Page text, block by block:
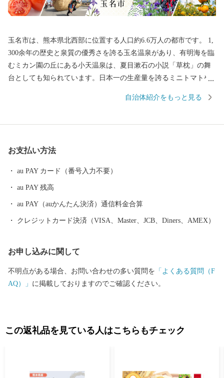
玉名市は、熊本県北西部に位置する人口約6.6万人の都市です。 1,
300余年の歴史と泉質の優秀さを誇る玉名温泉があり、有明海を臨
むミカン園の丘にある小天温泉は、夏目漱石の小説「草枕」の舞
台としても知られています。日本一の生産量を誇るミニトマトや
らうため、後世まで伝るために、街は観光地の整備や特産品の開
要：受領書およびワンストップ特例申請書について】 ・受領書お
よびワンストップ特例申請書は、寄附から約１カ月後に発送致し
ます。 ・ワンストップ特例申請書をお急ぎの方は、「玉名市から
名市ふるさと納税事務局 (9:00～18:00、土日祝・年末年始除く) ◇
た返礼品に関する情報（お名前やお届け先等）については、返礼
自治体紹介をもっと見る
お支払い方法
au PAY カード（番号入力不要）
au PAY 残高
au PAY（auかんたん決済）通信料金合算
クレジットカード決済（VISA、Master、JCB、Diners、AMEX）
お申し込みに関して
不明点がある場合、お問い合わせの多い質問を 「よくある質問（F
AQ）」 に掲載しておりますのでご確認ください。
この返礼品を見ている人はこちらもチェック